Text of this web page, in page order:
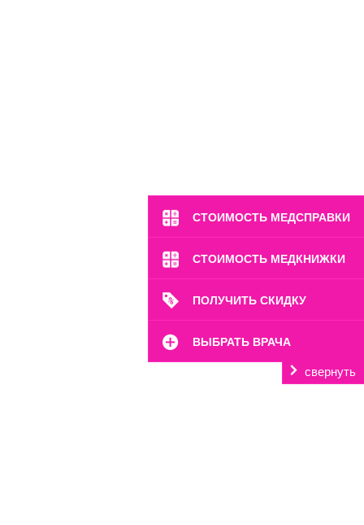
СТОИМОСТЬ МЕДСПРАВКИ
СТОИМОСТЬ МЕДКНИЖКИ
ПОЛУЧИТЬ СКИДКУ
ВЫБРАТЬ ВРАЧА
свернуть